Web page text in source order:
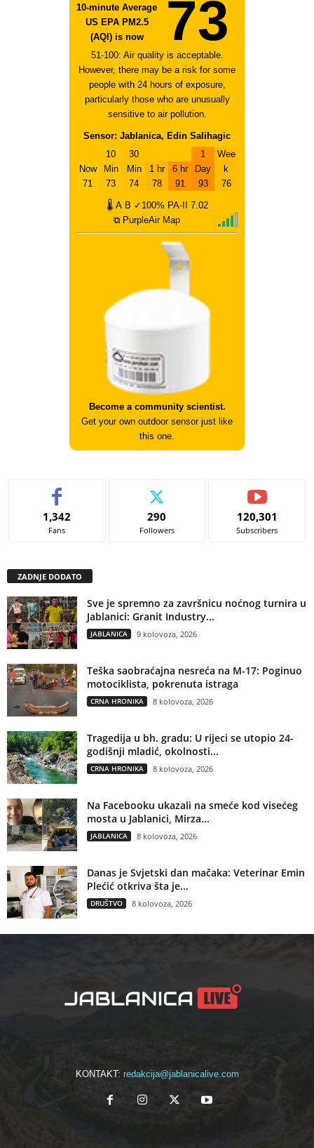
10-minute Average
US EPA PM2.5
(AQI) is now
73
51-100: Air quality is acceptable.
However, there may be a risk for some
people with 24 hours of exposure,
particularly those who are unusually
sensitive to air pollution.
Sensor: Jablanica, Edin Salihagic
Now
71
10
Min
73
30
Min
74
1 hr
78
6 hr
91
1
Day
93
Wee
k
76
🌡 A B ✓100% PA-II
7.02
⧉ PurpleAir Map
Become a community scientist.
Get your own outdoor sensor just like
this one.
1,342
Fans
290
Followers
120,301
Subscribers
ZADNJE DODATO
Sve je spremno za završnicu noćnog turnira u
Jablanici: Granit Industry...
JABLANICA 9 kolovoza, 2026
Teška saobraćajna nesreća na M-17: Poginuo
motociklista, pokrenuta istraga
CRNA HRONIKA 8 kolovoza, 2026
Tragedija u bh. gradu: U rijeci se utopio 24-
godišnji mladić, okolnosti...
CRNA HRONIKA 8 kolovoza, 2026
Na Facebooku ukazali na smeće kod visećeg
mosta u Jablanici, Mirza...
JABLANICA 8 kolovoza, 2026
Danas je Svjetski dan mačaka: Veterinar Emin
Plećić otkriva šta je...
DRUŠTVO 8 kolovoza, 2026
KONTAKT: redakcija@jablanicalive.com